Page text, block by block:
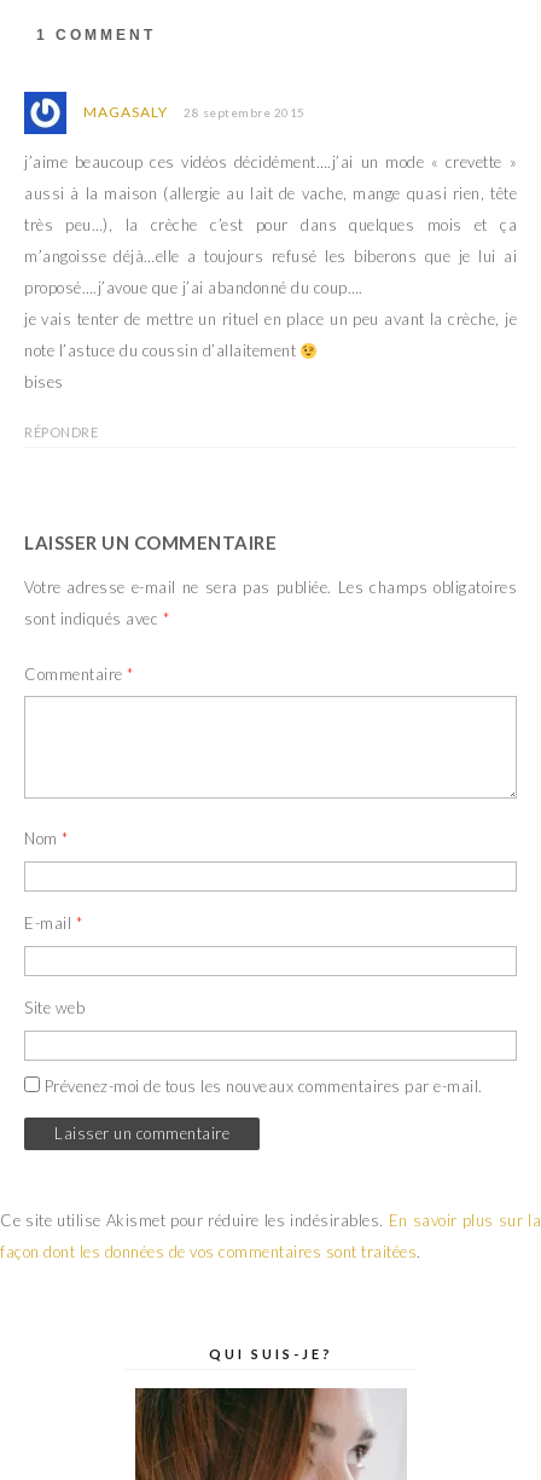
1 COMMENT
MAGASALY 28 septembre 2015
j’aime beaucoup ces vidéos décidément….j’ai un mode « crevette »
aussi à la maison (allergie au lait de vache, mange quasi rien, tête
très peu…), la crèche c’est pour dans quelques mois et ça
m’angoisse déjà…elle a toujours refusé les biberons que je lui ai
proposé….j’avoue que j’ai abandonné du coup….
je vais tenter de mettre un rituel en place un peu avant la crèche, je
note l’astuce du coussin d’allaitement
bises
RÉPONDRE
LAISSER UN COMMENTAIRE
Votre adresse e-mail ne sera pas publiée. Les champs obligatoires
sont indiqués avec *
Commentaire *
Nom *
E-mail *
Site web
Prévenez-moi de tous les nouveaux commentaires par e-mail.
Ce site utilise Akismet pour réduire les indésirables. En savoir plus sur la
façon dont les données de vos commentaires sont traitées.
QUI SUIS-JE?